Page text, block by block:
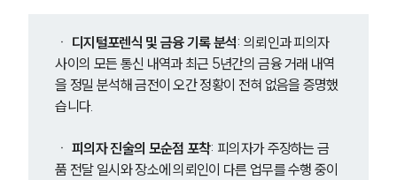
ㆍ 디지털포렌식 및 금융 기록 분석: 의뢰인과 피의자
사이의 모든 통신 내역과 최근 5년간의 금융 거래 내역
을 정밀 분석해 금전이 오간 정황이 전혀 없음을 증명했
습니다.
ㆍ 피의자 진술의 모순점 포착: 피의자가 주장하는 금
품 전달 일시와 장소에 의뢰인이 다른 업무를 수행 중이